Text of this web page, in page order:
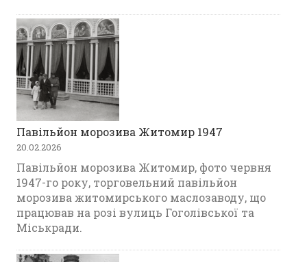
Павільйон морозива Житомир 1947
20.02.2026
Павільйон морозива Житомир, фото червня
1947-го року, торговельний павільйон
морозива житомирського маслозаводу, що
працював на розі вулиць Гоголівської та
Міськради.